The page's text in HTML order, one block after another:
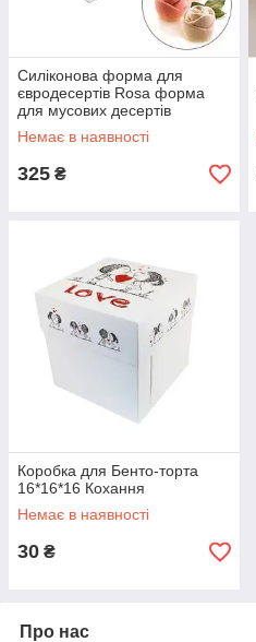
Силіконова форма для
євродесертів Rosa форма
для мусових десертів
Немає в наявності
325 ₴
Коробка для Бенто-торта
16*16*16 Кохання
Немає в наявності
30 ₴
Про нас